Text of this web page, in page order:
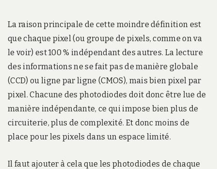
La raison principale de cette moindre définition est
que chaque pixel (ou groupe de pixels, comme on va
le voir) est 100 % indépendant des autres. La lecture
des informations ne se fait pas de manière globale
(CCD) ou ligne par ligne (CMOS), mais bien pixel par
pixel. Chacune des photodiodes doit donc être lue de
manière indépendante, ce qui impose bien plus de
circuiterie, plus de complexité. Et donc moins de
place pour les pixels dans un espace limité.
Il faut ajouter à cela que les photodiodes de chaque